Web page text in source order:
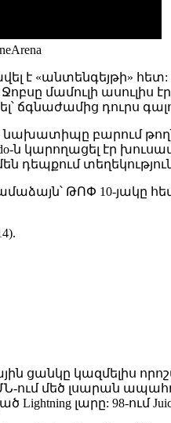
բախվել է
մամուլի ասուլիս
ճգնաժամից դուրս
ի նախատիպը բարում
ն կարողացել էր
դեպքում
համաձայն՝ ԹՈՓ 10-յակը
ցանկը կազմելիս
մեծ լսարան
լարը: 98-ում